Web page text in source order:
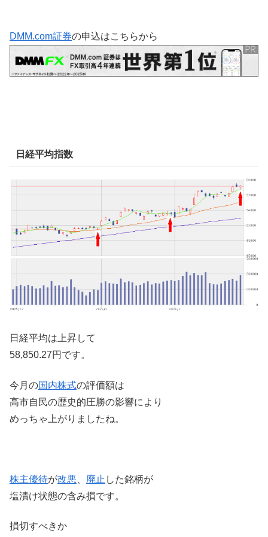
DMM.com証券の申込はこちらから
日経平均指数
日経平均は上昇して
58,850.27円です。
今月の国内株式の評価額は
高市自民の歴史的圧勝の影響により
めっちゃ上がりましたね。
株主優待が改悪 廃止 した銘柄が
塩漬け状態の含み損です。
損切すべきか